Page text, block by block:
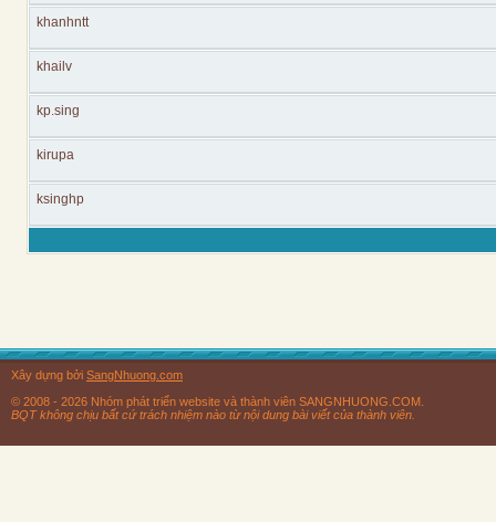
khanhntt
khailv
kp.sing
kirupa
ksinghp
Xây dựng bởi SangNhuong.com
© 2008 - 2026 Nhóm phát triển website và thành viên SANGNHUONG.COM.
BQT không chịu bất cứ trách nhiệm nào từ nội dung bài viết của thành viên.